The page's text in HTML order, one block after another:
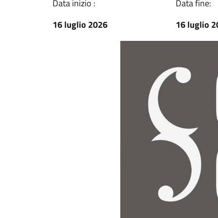
Data inizio :
16 luglio 2026
Data fine:
16 luglio